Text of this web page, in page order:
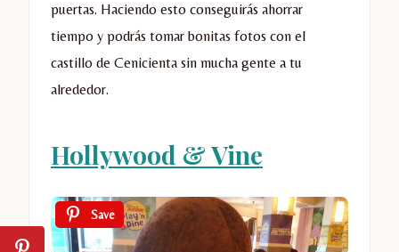
puertas. Haciendo esto conseguirás ahorrar
tiempo y podrás tomar bonitas fotos con el
castillo de Cenicienta sin mucha gente a tu
alrededor.
Hollywood & Vine
Save